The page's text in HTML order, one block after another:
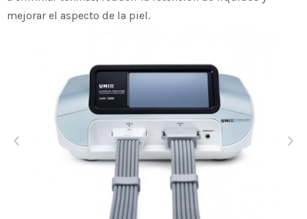
mejorar el aspecto de la piel.